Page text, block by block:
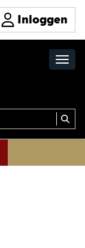
Inloggen